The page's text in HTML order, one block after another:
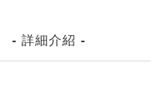
- 詳細介紹 -